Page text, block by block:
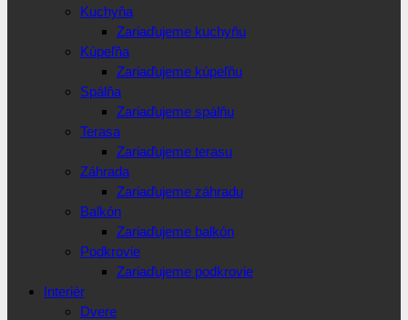
Kuchyňa
Zariaďujeme kuchyňu
Kúpeľňa
Zariaďujeme kúpeľňu
Spálňa
Zariaďujeme spálňu
Terasa
Zariaďujeme terasu
Záhrada
Zariaďujeme záhradu
Balkón
Zariaďujeme balkón
Podkrovie
Zariaďujeme podkrovie
Interiér
Dvere